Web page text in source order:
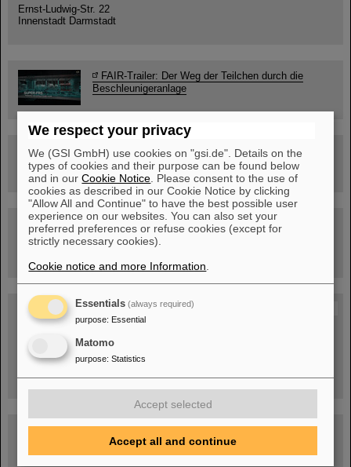
Ernst-Ludwig-Str. 22
Innenstadt Darmstadt
FAIR-Trailer: Der Weg der Teilchen durch die
Beschleunigeranlage
Rundflug über die FAIR-Baustelle
Besichtigung von GSI/FAIR –
jetzt Termin buchen!
Blog Beam On
We respect your privacy
We (GSI GmbH) use cookies on "gsi.de". Details on the
types of cookies and their purpose can be found below
and in ourCookie Notice . Please consent to the use of
cookies as described in our Cookie Notice by clicking
"Allow All and Continue" to have the best possible user
experience on our websites. You can also set your
preferred preferences or refuse cookies (except for
strictly necessary cookies).
Cookie notice and more Information
Essentials (always required)
purpose: Essential
Matomo
purpose: Statistics
Accept selected
Accept all and continue